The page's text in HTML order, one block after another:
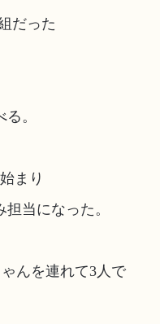
だった
。
まり
当になった。
んを連れて3人で